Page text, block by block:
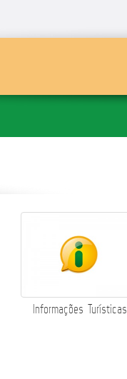
Informações Turísticas